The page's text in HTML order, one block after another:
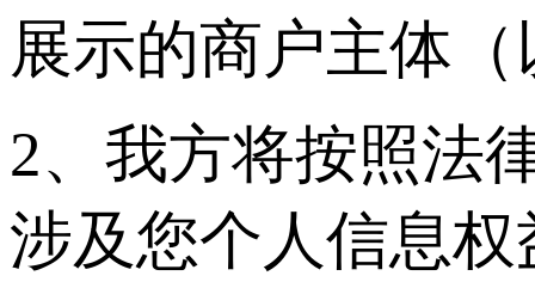
展示的商户主体
2、我方将按照法
涉及您个人信息